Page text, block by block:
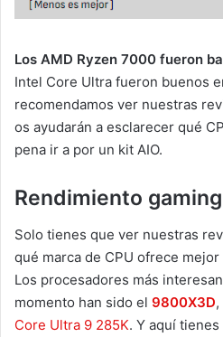
Los AMD Ryzen 7000 fueron
Intel Core Ultra fueron buenos
recomendamos ver nuestras
os ayudarán a esclarecer qué
pena ir a por un kit AIO.
Rendimiento
Solo tienes que ver nuestras
qué marca de CPU ofrece
Los procesadores más
momento han sido el 9800X3D,
Core Ultra 9 285K. Y aquí